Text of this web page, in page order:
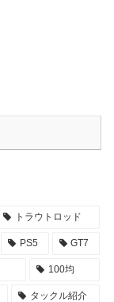
トラウトロッド
PS5 GT7
100均
タックル紹介